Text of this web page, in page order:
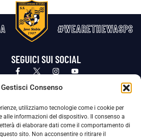
Gestisci Consenso
utilizziamo tecnologie come i cookie per
alle informazioni del dispositivo. Il consenso a
di elaborare dati come il comportamento di
sito. Non acconsentire o ritirare il
#WEARETHEWASPS
SEGUICI SUI SOCIAL
Policy Cookie Policy
Protezione dei Dati Personali (DPO), figura specializzata che vigila sulle modalità
nostra Società per tutelare i Suoi dati personali.